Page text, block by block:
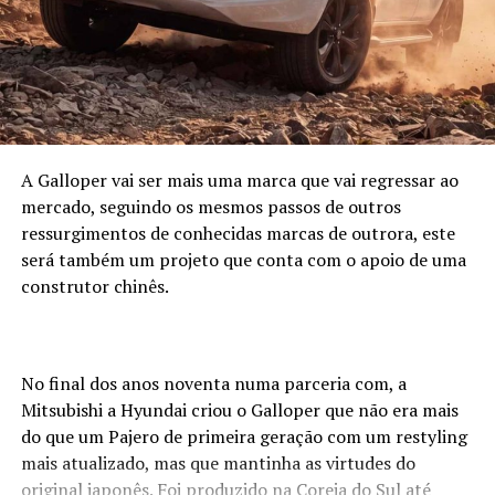
A Galloper vai ser mais uma marca que vai regressar ao
mercado, seguindo os mesmos passos de outros
ressurgimentos de conhecidas marcas de outrora, este
será também um projeto que conta com o apoio de uma
construtor chinês.
No final dos anos noventa numa parceria com, a
Mitsubishi a Hyundai criou o Galloper que não era mais
do que um Pajero de primeira geração com um restyling
mais atualizado, mas que mantinha as virtudes do
original japonês. Foi produzido na Coreia do Sul até